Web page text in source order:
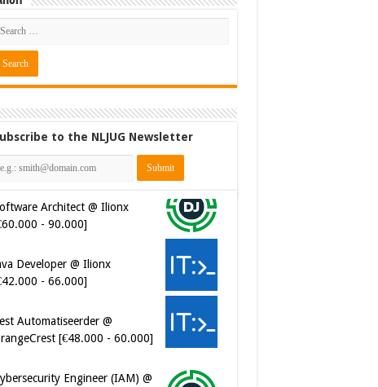
to the NLJUG Newsletter
Architect @ Ilionx
- 90.000]
Developer @ Ilionx
- 66.000]
Automatiseerder @
[€48.000 - 60.000]
Engineer (IAM) @